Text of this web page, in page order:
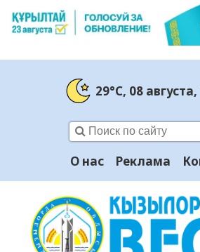
29°C, 08 августа
О нас Реклама